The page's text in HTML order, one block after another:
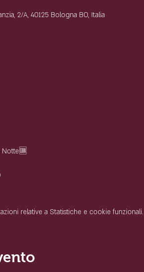
2/A, 40125 Bologna BO, Italia
Notte🆒
relative a Statistiche e cookie funzionali.